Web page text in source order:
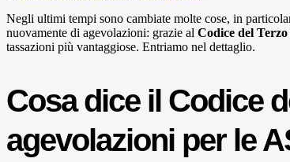
Negli ultimi tempi sono cambiate molte cose, in
nuovamente di agevolazioni: grazie al Codice del
tassazioni più vantaggiose. Entriamo nel dettaglio.
Cosa dice il Codice
agevolazioni per le